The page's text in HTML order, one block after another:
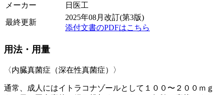
メーカー
日医工
最終更新
2025年08月改訂(第3版)
添付文書のPDFはこちら
用法・用量
〈内臓真菌症（深在性真菌症）〉
通常、成人にはイトラコナゾールとして１００〜２００ｍｇ